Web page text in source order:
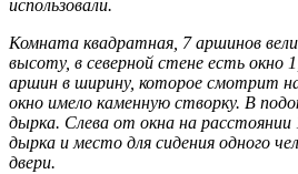
использовали.
Комната квадратная, 7 аршинов
высоту, в северной стене есть окно
аршин в ширину, которое смотрит
окно имело каменную створку. В
дырка. Слева от окна на расстоянии
дырка и место для сидения одного
двери.